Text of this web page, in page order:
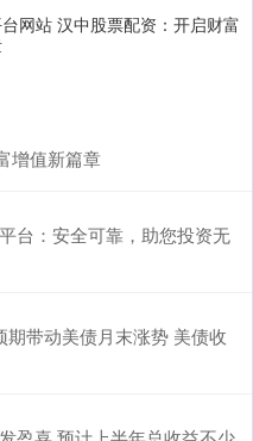
网站 汉中股票配资：开启财富
增值新篇章
台：安全可靠，助您投资无
带动美债月末涨势 美债收